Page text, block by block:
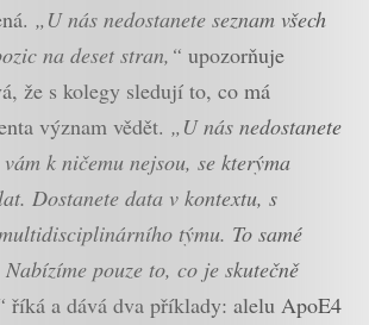
„U nás nedostanete seznam všech
na deset stran,“ upozorňuje
že s kolegy sledují to, co má
význam vědět. „U nás nedostanete
k ničemu nejsou, se kterýma
Dostanete data v kontextu, s
týmu. To samé
pouze to, co je skutečně
říká a dává dva příklady: alelu ApoE4